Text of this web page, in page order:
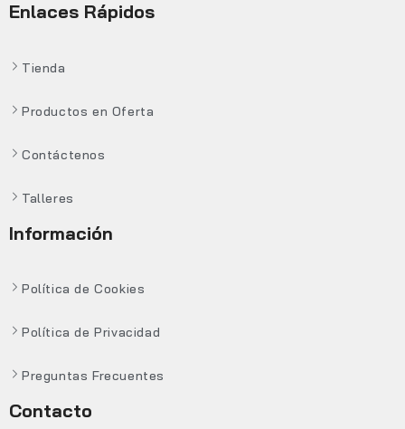
Enlaces Rápidos
Tienda
Productos en Oferta
Contáctenos
Talleres
Información
Política de Cookies
Política de Privacidad
Preguntas Frecuentes
Contacto